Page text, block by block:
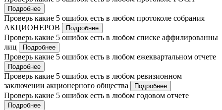
Подробнее
Проверь какие 5 ошибок есть в любом протоколе собрания
АКЦИОНЕРОВ
Подробнее
Проверь какие 5 ошибок есть в любом списке аффилированны
лиц
Подробнее
Проверь какие 5 ошибок есть в любом ежеквартальном отчете
Подробнее
Проверь какие 5 ошибок есть в любом ревизионном
заключении акционерного общества
Подробнее
Проверь какие 5 ошибок есть в любом годовом отчете
Подробнее